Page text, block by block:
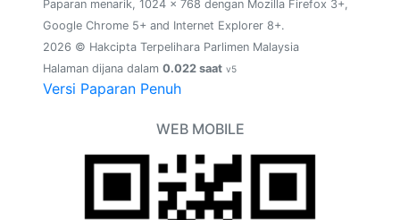
Paparan menarik, 1024 x 768 dengan Mozilla Firefox 3+,
Google Chrome 5+ and Internet Explorer 8+.
2026 © Hakcipta Terpelihara Parlimen Malaysia
Halaman dijana dalam 0.022 saat v5
Versi Paparan Penuh
WEB MOBILE